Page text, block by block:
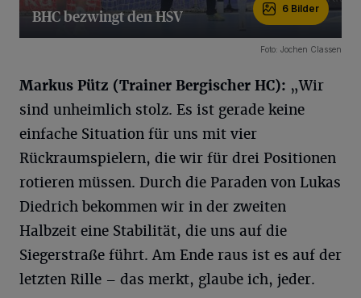
BHC bezwingt den HSV 6 Bilder
Foto: Jochen Classen
Markus Pütz (Trainer Bergischer HC): „Wir
sind unheimlich stolz. Es ist gerade keine
einfache Situation für uns mit vier
Rückraumspielern, die wir für drei Positionen
rotieren müssen. Durch die Paraden von Lukas
Diedrich bekommen wir in der zweiten
Halbzeit eine Stabilität, die uns auf die
Siegerstraße führt. Am Ende raus ist es auf der
letzten Rille – das merkt, glaube ich, jeder.